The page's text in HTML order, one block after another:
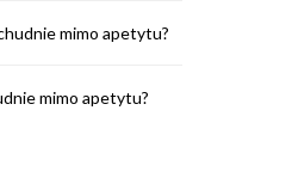
mimo apetytu?
mimo apetytu?